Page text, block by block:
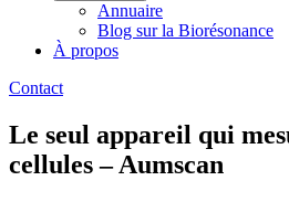
Annuaire
Blog sur la Biorésonance
À propos
Contact
Le seul appareil qui
cellules – Aumscan